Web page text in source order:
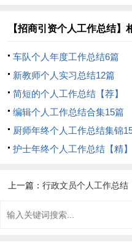
【招商引资个人工作总结】
车队个人年度工作总结6篇
新教师个人实习总结12篇
简短的个人工作总结【荐】
编辑个人工作总结合集15篇
厨师年终个人工作总结集锦
篇护士年终个人工作总结【精】
上一篇：行政文员个人工作总结